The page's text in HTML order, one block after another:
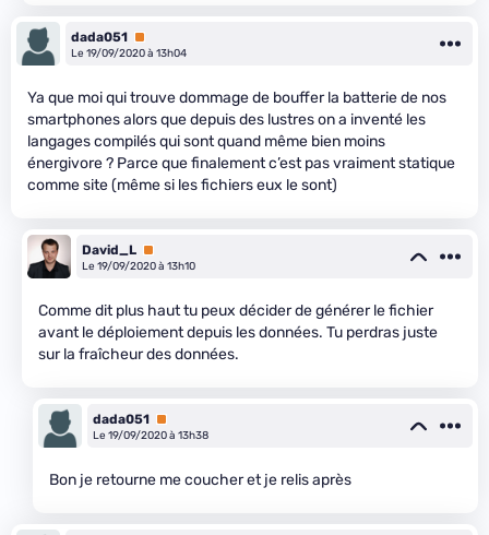
dada051 Premium
Le 19/09/2020 à 13h04
Ya que moi qui trouve dommage de bouffer la batterie de nos
smartphones alors que depuis des lustres on a inventé les
langages compilés qui sont quand même bien moins
énergivore ? Parce que finalement c’est pas vraiment statique
comme site (même si les fichiers eux le sont)
David_L Premium
Le 19/09/2020 à 13h10
Comme dit plus haut tu peux décider de générer le fichier
avant le déploiement depuis les données. Tu perdras juste
sur la fraîcheur des données.
dada051 Premium
Le 19/09/2020 à 13h38
Bon je retourne me coucher et je relis après